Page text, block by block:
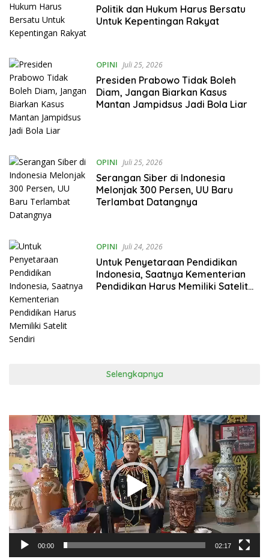
Politik dan Hukum Harus Bersatu
Untuk Kepentingan Rakyat
OPINI Juli 25, 2026
Presiden Prabowo Tidak Boleh
Diam, Jangan Biarkan Kasus
Mantan Jampidsus Jadi Bola Liar
OPINI Juli 25, 2026
Serangan Siber di Indonesia
Melonjak 300 Persen, UU Baru
Terlambat Datangnya
OPINI Juli 24, 2026
Untuk Penyetaraan Pendidikan
Indonesia, Saatnya Kementerian
Pendidikan Harus Memiliki Satelit
Selengkapnya
Pemutar
Video
00:00 02:17